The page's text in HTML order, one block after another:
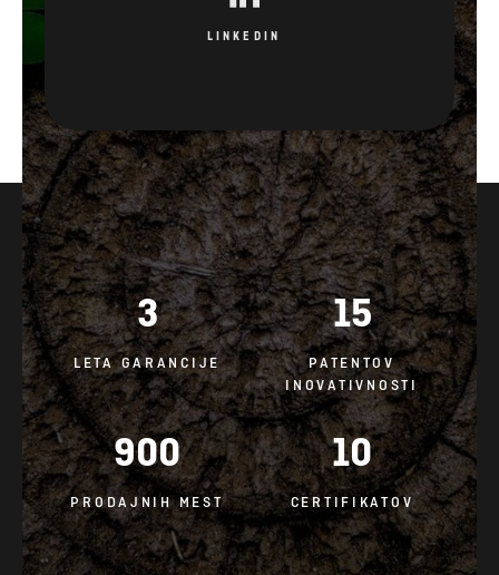
LINKEDIN
3
LETA GARANCIJE
15
PATENTOV
INOVATIVNOSTI
900
PRODAJNIH MEST
10
CERTIFIKATOV